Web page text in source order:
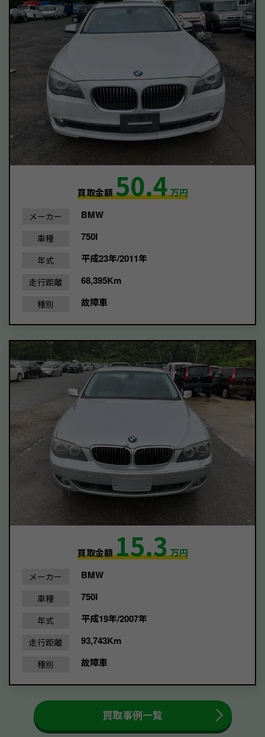
買取金額50.4万円
メーカー BMW
車種 750I
年式 平成23年/2011年
走行距離 68,395Km
種別 故障車
買取金額15.3万円
メーカー BMW
車種 750I
年式 平成19年/2007年
走行距離 93,743Km
種別 故障車
買取事例一覧